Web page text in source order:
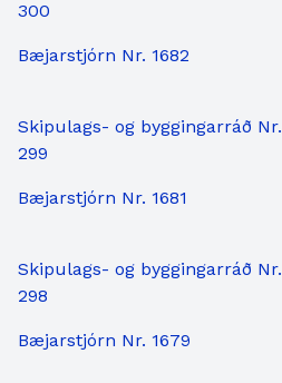
300
Bæjarstjórn Nr. 1682
Skipulags- og byggingarráð Nr.
299
Bæjarstjórn Nr. 1681
Skipulags- og byggingarráð Nr.
298
Bæjarstjórn Nr. 1679